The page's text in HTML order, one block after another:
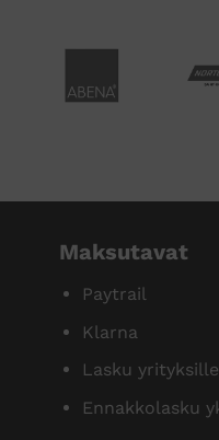
Maksutavat
Paytrail
Klarna
Lasku yrityksille
Ennakkolasku